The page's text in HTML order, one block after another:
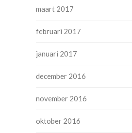
maart 2017
februari 2017
januari 2017
december 2016
november 2016
oktober 2016